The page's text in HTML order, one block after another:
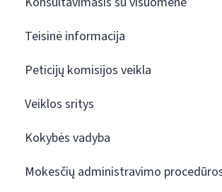
Teisinė informacija
Peticijų komisijos veikla
Veiklos sritys
Kokybės vadyba
Mokesčių administravimo